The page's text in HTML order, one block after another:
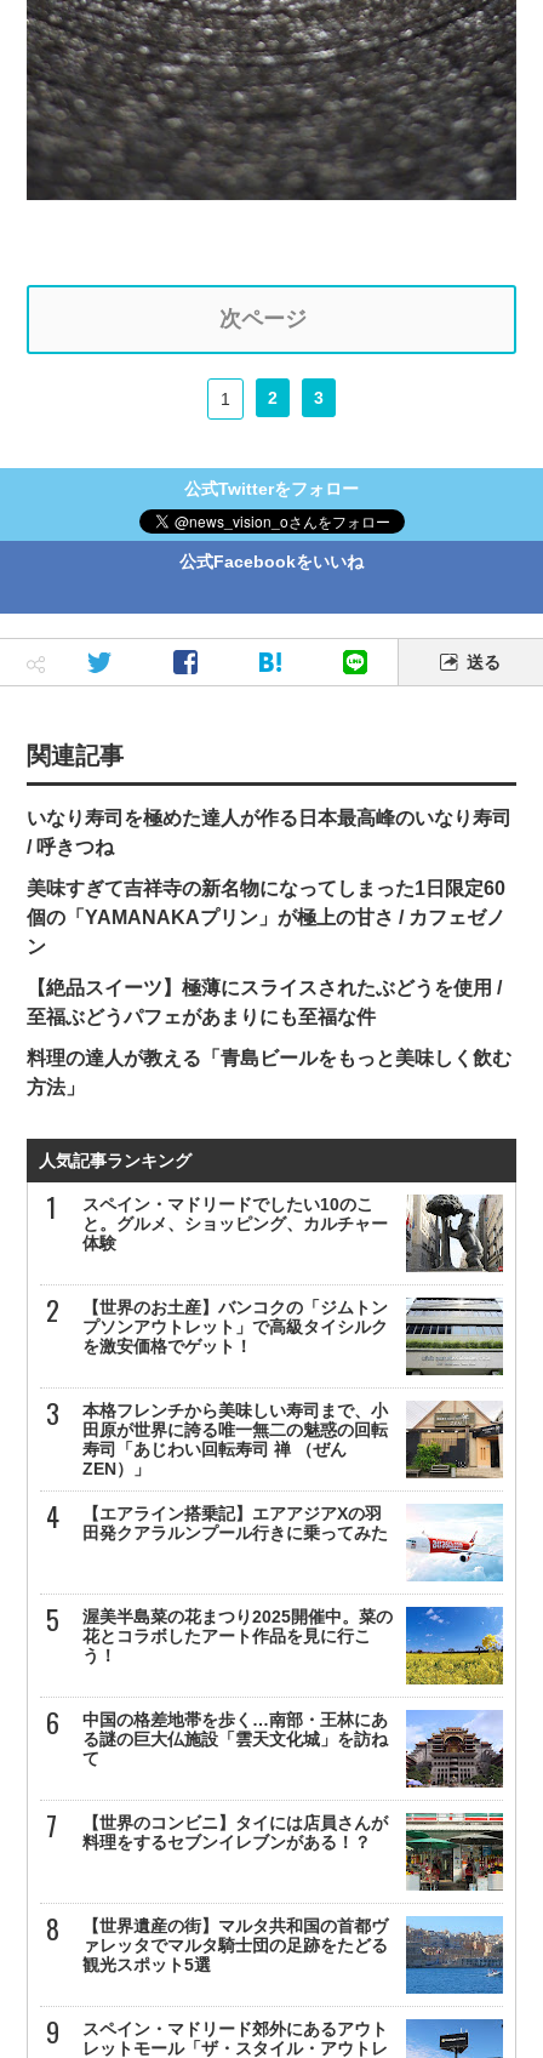
次ページ
1 2 3
公式Twitterをフォロー
公式Facebookをいいね
送る
関連記事
いなり寿司を極めた達人が作る日本最高峰のいなり寿司
/ 呼きつね
美味すぎて吉祥寺の新名物になってしまった1日限定60
個の「YAMANAKAプリン」が極上の甘さ / カフェゼノ
ン
【絶品スイーツ】極薄にスライスされたぶどうを使用 /
至福ぶどうパフェがあまりにも至福な件
料理の達人が教える「青島ビールをもっと美味しく飲む
方法」
人気記事ランキング
スペイン・マドリードでしたい10のこ
と。グルメ、ショッピング、カルチャー
体験
【世界のお土産】バンコクの「ジムトン
プソンアウトレット」で高級タイシルク
を激安価格でゲット！
本格フレンチから美味しい寿司まで、小
田原が世界に誇る唯一無二の魅惑の回転
寿司「あじわい回転寿司 禅 （ぜん
ZEN）」
【エアライン搭乗記】エアアジアXの羽
田発クアラルンプール行きに乗ってみた
渥美半島菜の花まつり2025開催中。菜の
花とコラボしたアート作品を見に行こ
う！
中国の格差地帯を歩く…南部・王林にあ
る謎の巨大仏施設「雲天文化城」を訪ね
て
【世界のコンビニ】タイには店員さんが
料理をするセブンイレブンがある！？
【世界遺産の街】マルタ共和国の首都ヴ
ァレッタでマルタ騎士団の足跡をたどる
観光スポット5選
スペイン・マドリード郊外にあるアウト
レットモール「ザ・スタイル・アウトレ